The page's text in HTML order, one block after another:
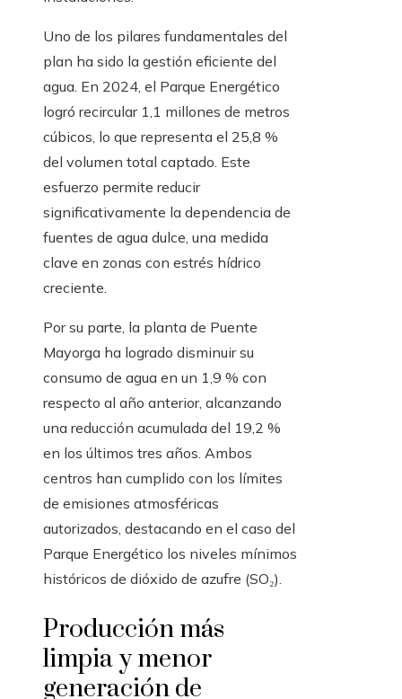
Uno de los pilares fundamentales del
plan ha sido la gestión eficiente del
agua. En 2024, el Parque Energético
logró recircular 1,1 millones de metros
cúbicos, lo que representa el 25,8 %
del volumen total captado. Este
esfuerzo permite reducir
significativamente la dependencia de
fuentes de agua dulce, una medida
clave en zonas con estrés hídrico
creciente.
Por su parte, la planta de Puente
Mayorga ha logrado disminuir su
consumo de agua en un 1,9 % con
respecto al año anterior, alcanzando
una reducción acumulada del 19,2 %
en los últimos tres años. Ambos
centros han cumplido con los límites
de emisiones atmosféricas
autorizados, destacando en el caso del
Parque Energético los niveles mínimos
históricos de dióxido de azufre (SO₂).
Producción más
limpia y menor
generación de